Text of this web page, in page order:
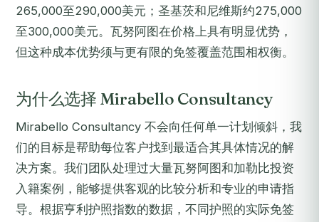
265,000至290,000美元；圣基茨和尼维斯约275,000
至300,000美元。瓦努阿图在价格上具有明显优势，
但这种成本优势须与更有限的免签覆盖范围相权衡。
为什么选择 Mirabello Consultancy
Mirabello Consultancy 不会向任何单一计划倾斜，我
们的目标是帮助每位客户找到最适合其具体情况的解
决方案。我们团队处理过大量瓦努阿图和加勒比投资
入籍案例，能够提供客观的比较分析和专业的申请指
导。根据亨利护照指数的数据，不同护照的实际免签